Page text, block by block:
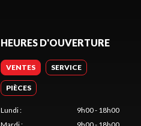
HEURES D'OUVERTURE
VENTES SERVICE
PIÈCES
Lundi:
9h00 - 18h00